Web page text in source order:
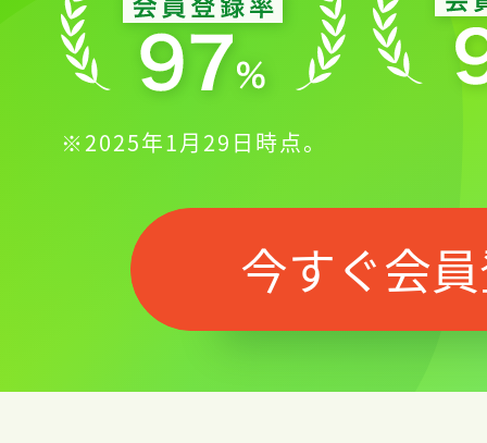
記事をお気に入りに
ログインが必
ログイン
※2025年1月29日時点。
今すぐ会